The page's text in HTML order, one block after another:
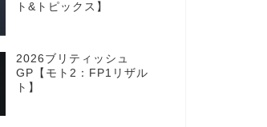
ト&トピックス】
2026ブリティッシュ
GP【モト2：FP1リザル
ト】